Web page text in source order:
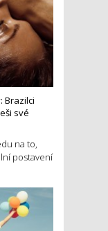
Brazilci
své
na to,
postavení